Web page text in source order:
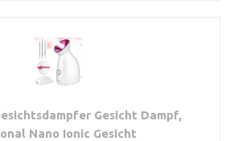
Gesicht Dampf,
Nano Ionic Gesicht